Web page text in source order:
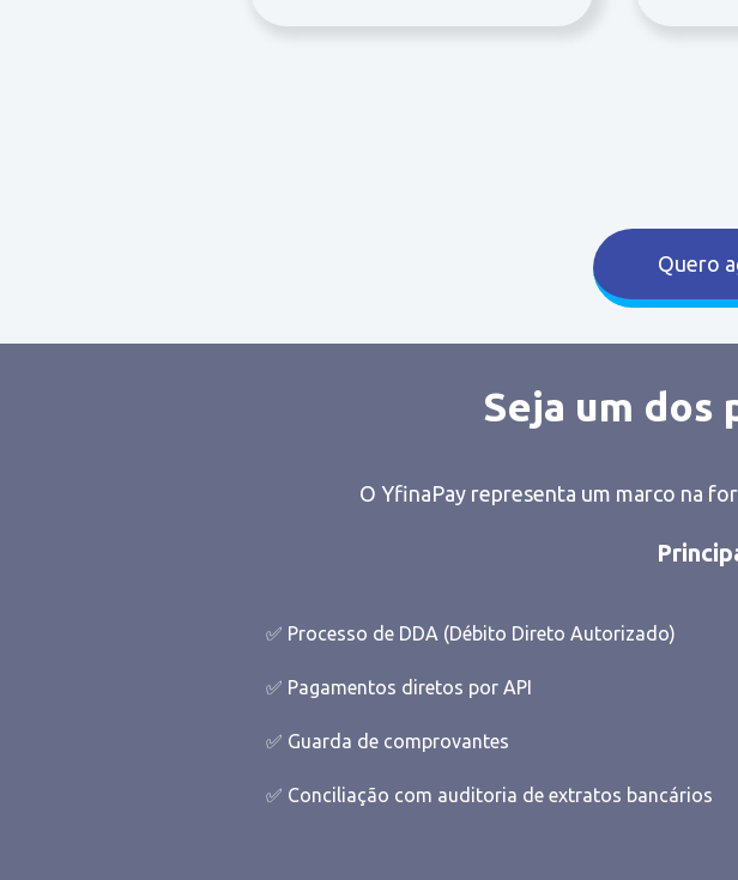
Quero
Seja um dos
O YfinaPay representa um marco na
✅ Processo de DDA (Débito Direto Autorizado)
✅ Pagamentos diretos por API
✅ Guarda de comprovantes
✅ Conciliação com auditoria de extratos bancários